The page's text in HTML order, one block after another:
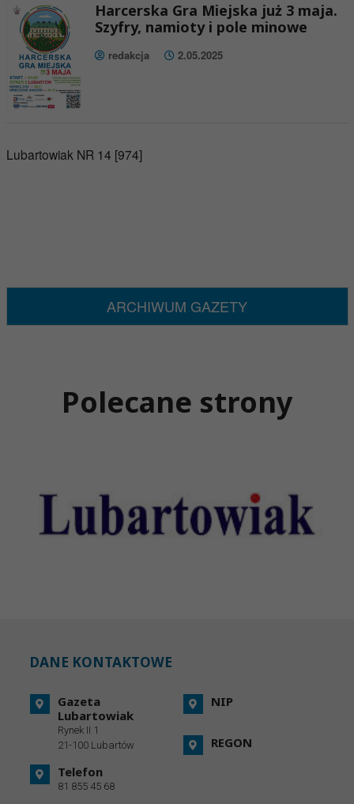
Harcerska Gra Miejska już 3 maja.
Szyfry, namioty i pole minowe
redakcja 2.05.2025
Lubartowiak NR 14 [974]
ARCHIWUM GAZETY
Polecane strony
DANE KONTAKTOWE
Gazeta
Lubartowiak
Rynek II 1
21-100 Lubartów
Telefon
81 855 45 68
NIP
REGON